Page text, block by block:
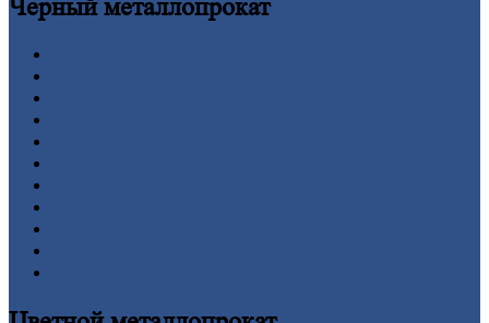
Черныйметаллопрокат